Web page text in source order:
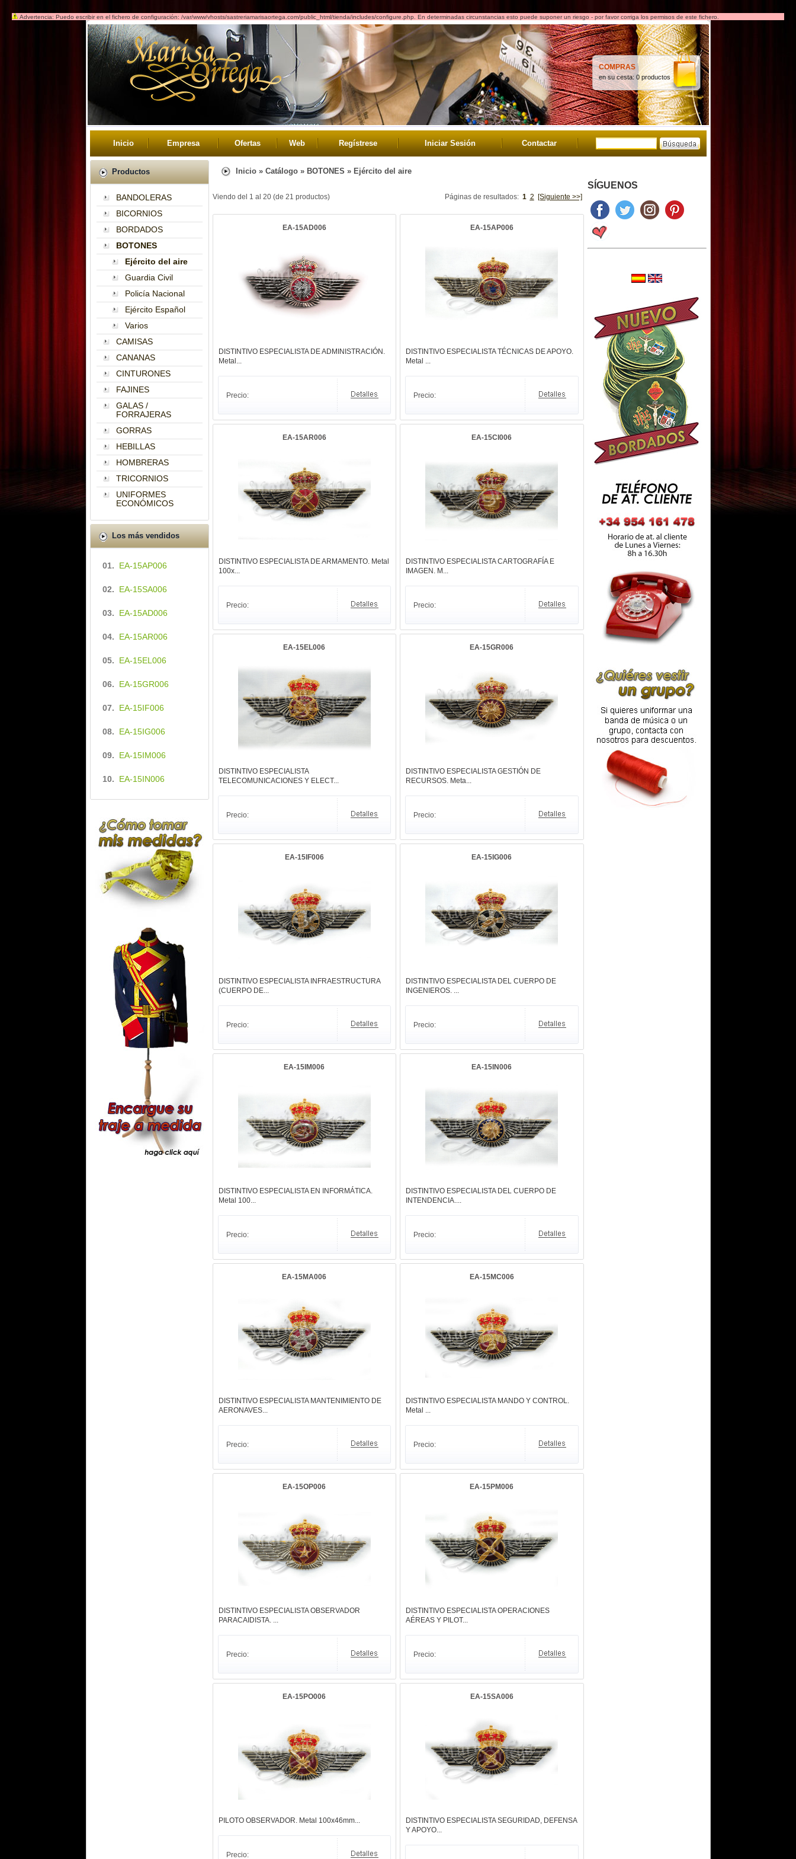
Advertencia: Puedo escribir en el fichero de configuración: /var/www/vhosts/sastreriamarisaortega.com/public_html/tienda/includes/configure.php. En determinadas circunstancias esto puede suponer un riesgo - por favor corriga los permisos de este fichero.
COMPRAS
en su cesta: 0 productos
Inicio Empresa Ofertas Web Regístrese Iniciar Sesión Contactar
Productos
BANDOLERAS
BICORNIOS
BORDADOS
BOTONES
Ejército del aire
Guardia Civil
Policía Nacional
Ejército Español
Varios
CAMISAS
CANANAS
CINTURONES
FAJINES
GALAS /
FORRAJERAS
GORRAS
HEBILLAS
HOMBRERAS
TRICORNIOS
UNIFORMES
ECONÓMICOS
Los más vendidos
01. EA-15AP006
02. EA-15SA006
03. EA-15AD006
04. EA-15AR006
05. EA-15EL006
06. EA-15GR006
07. EA-15IF006
08. EA-15IG006
09. EA-15IM006
10. EA-15IN006
Inicio» Catálogo» BOTONES » Ejército del aire
Viendo del 1 al 20(de 21 productos) Páginas de resultados: 1 2 [Siguiente >>]
EA-15AD006
DISTINTIVO ESPECIALISTA DE ADMINISTRACIÓN.
Metal...
Precio:
EA-15AP006
DISTINTIVO ESPECIALISTA TÉCNICAS DE APOYO.
Metal ...
Precio:
EA-15AR006
DISTINTIVO ESPECIALISTA DE ARMAMENTO. Metal
100x...
Precio:
EA-15CI006
DISTINTIVO ESPECIALISTA CARTOGRAFÍA E
IMAGEN. M...
Precio:
EA-15EL006
DISTINTIVO ESPECIALISTA
TELECOMUNICACIONES Y ELECT...
Precio:
EA-15GR006
DISTINTIVO ESPECIALISTA GESTIÓN DE
RECURSOS. Meta...
Precio:
EA-15IF006
DISTINTIVO ESPECIALISTA INFRAESTRUCTURA
(CUERPO DE...
Precio:
EA-15IG006
DISTINTIVO ESPECIALISTA DEL CUERPO DE
INGENIEROS. ...
Precio:
EA-15IM006
DISTINTIVO ESPECIALISTA EN INFORMÁTICA.
Metal 100...
Precio:
EA-15IN006
DISTINTIVO ESPECIALISTA DEL CUERPO DE
INTENDENCIA....
Precio:
EA-15MA006
DISTINTIVO ESPECIALISTA MANTENIMIENTO DE
AERONAVES...
Precio:
EA-15MC006
DISTINTIVO ESPECIALISTA MANDO Y CONTROL.
Metal ...
Precio:
EA-15OP006
DISTINTIVO ESPECIALISTA OBSERVADOR
PARACAIDISTA. ...
Precio:
EA-15PM006
DISTINTIVO ESPECIALISTA OPERACIONES
AÉREAS Y PILOT...
Precio:
EA-15PO006
PILOTO OBSERVADOR. Metal 100x46mm...
Precio:
EA-15SA006
DISTINTIVO ESPECIALISTA SEGURIDAD, DEFENSA
Y APOYO...
SÍGUENOS